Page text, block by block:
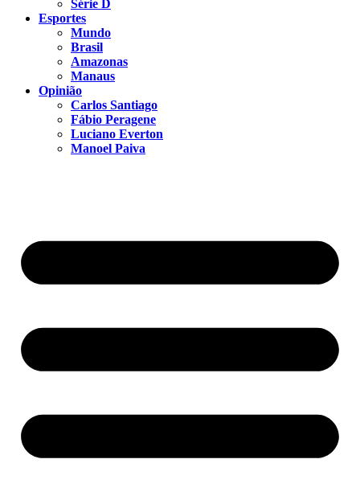
Série D
Esportes
Mundo
Brasil
Amazonas
Manaus
Opinião
Carlos Santiago
Fábio Peragene
Luciano Everton
Manoel Paiva